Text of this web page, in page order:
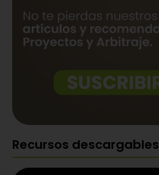
Recursos descargables